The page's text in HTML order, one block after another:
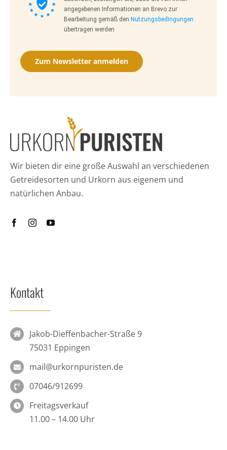
angegebenen Informationen an Brevo zur
Bearbeitung gemäß den Nutzungsbedingungen
übertragen werden
Zum Newsletter anmelden
Wir bieten dir eine große Auswahl an verschiedenen
Getreidesorten und Urkorn aus eigenem und
natürlichen Anbau.
Kontakt
Jakob-Dieffenbacher-Straße 9
75031 Eppingen
mail@urkornpuristen.de
07046/912699
Freitagsverkauf
11.00 – 14.00 Uhr